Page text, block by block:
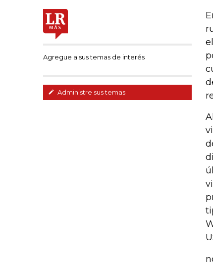
Agregue a sus temas de interés
Administre sus temas